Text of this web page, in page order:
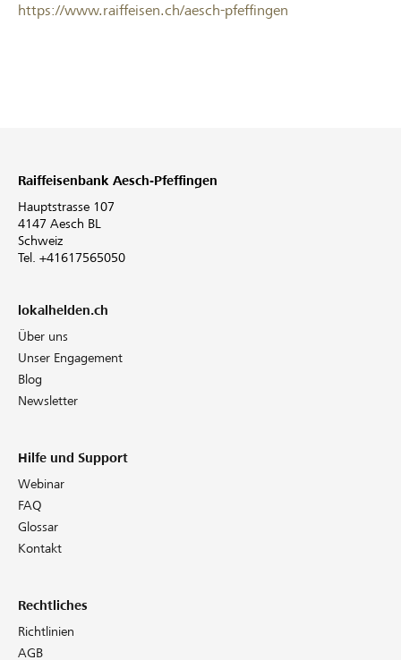
https://www.raiffeisen.ch/aesch-pfeffingen
Raiffeisenbank Aesch-Pfeffingen
Hauptstrasse 107
4147 Aesch BL
Schweiz
Tel. +41617565050
lokalhelden.ch
Über uns
Unser Engagement
Blog
Newsletter
Hilfe und Support
Webinar
FAQ
Glossar
Kontakt
Rechtliches
Richtlinien
AGB